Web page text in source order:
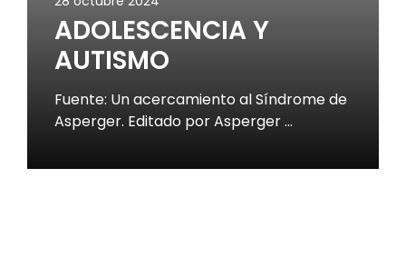
ADOLESCENCIA Y
AUTISMO
Fuente: Un acercamiento al Síndrome de
Asperger. Editado por Asperger …